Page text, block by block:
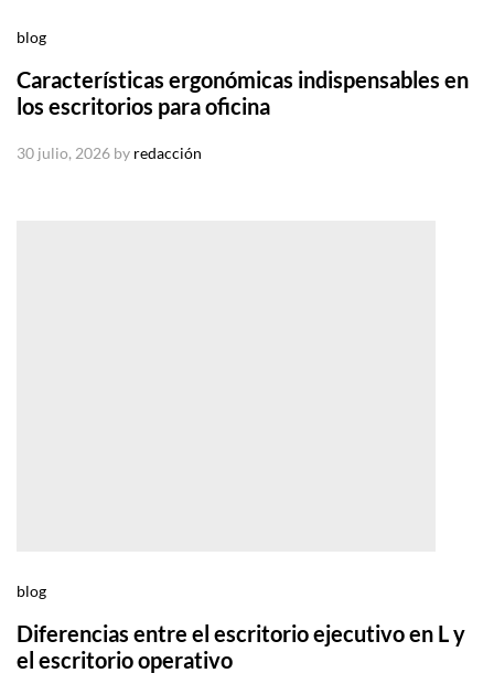
blog
Características ergonómicas indispensables en
los escritorios para oficina
30 julio, 2026 by redacción
blog
Diferencias entre el escritorio ejecutivo en L y
el escritorio operativo